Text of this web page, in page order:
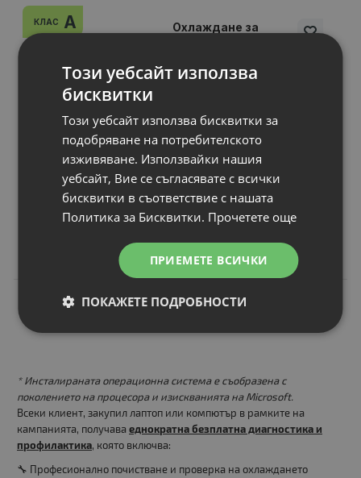
КЛАС A
Охлаждане за
(4th Gen)
Охлаждане тип: Heatsink+Fan
Статус: А клас
Гаранция: 6 месеца
Цена:
23.00 €
44.98 лв.
* Инсталираната операционна система е съобразена с
поколението на процесора и изискванията на Microsoft.
Всеки клиент, закупил лаптоп или компютър в рамките на
кампанията, получава еднократна безплатна диагностика и
профилактика, която включва:
🔧 Професионално почистване и проверка на охлаждането
Този уебсайт използва
бисквитки
Този уебсайт използва бисквитки за
подобряване на потребителското
изживяване. Използвайки нашия
уебсайт, Вие се съгласявате с всички
бисквитки в съответствие с нашата
Политика за Бисквитки. Прочетете още
ПРИЕМЕТЕ ВСИЧКИ
ПОКАЖЕТЕ ПОДРОБНОСТИ